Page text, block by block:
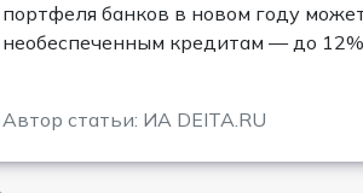
портфеля банков в новом году
необеспеченным кредитам — до
Автор статьи: ИА DEITA.RU